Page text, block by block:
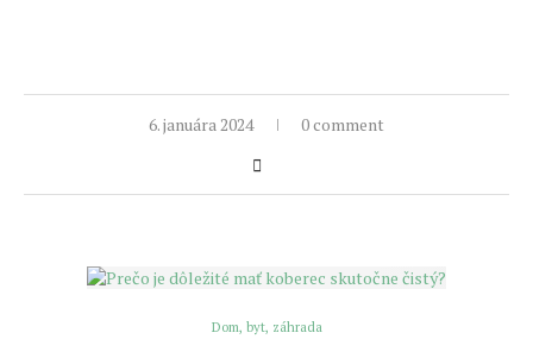
6. januára 2024 0 comment
Dom, byt, záhrada